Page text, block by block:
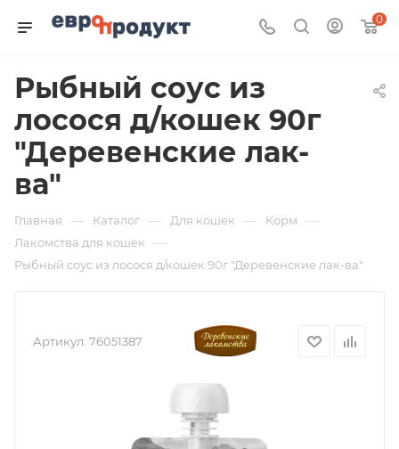
0
Рыбный соус из
лосося д/кошек 90г
"Деревенские лак-
ва"
Главная — Каталог — Для кошек — Корм —
Лакомства для кошек —
Рыбный соус из лосося д/кошек 90г "Деревенские лак-ва"
Артикул: 76051387